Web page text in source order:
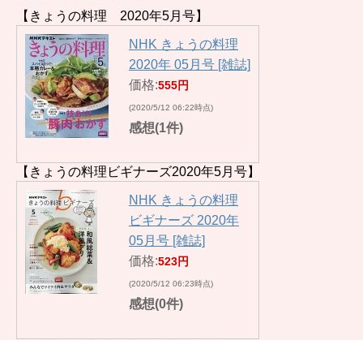
【きょうの料理 2020年5月号】
NHK きょうの料理
2020年 05月号 [雑誌]
価格:555円
(2020/5/12 06:22時点)
感想(1件)
【きょうの料理ビギナーズ2020年5月号】
NHK きょうの料理
ビギナーズ 2020年
05月号 [雑誌]
価格:523円
(2020/5/12 06:23時点)
感想(0件)